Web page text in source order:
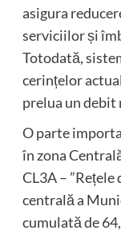
asigura
serviciilor și
Totodată,
cerințelor
prelua un debit
O parte
în zona
CL3A – ”Rețele
centrală a
cumulată de